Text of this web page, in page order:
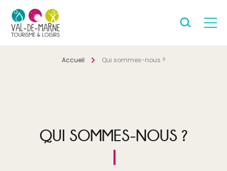
Accueil Qui sommes-nous ?
QUI SOMMES-NOUS ?